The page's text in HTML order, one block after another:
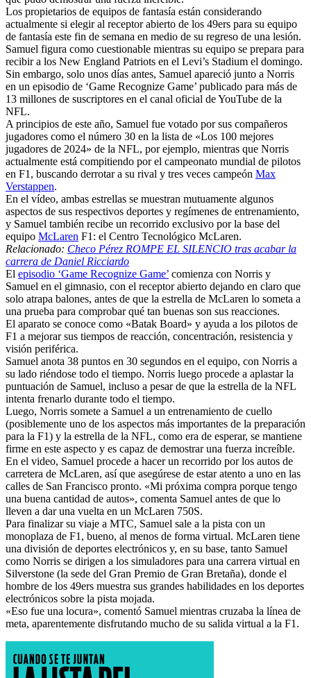
Los propietarios de equipos de fantasía están considerando
actualmente si elegir al receptor abierto de los 49ers para su equipo
de fantasía este fin de semana en medio de su regreso de una lesión.
Samuel figura como cuestionable mientras su equipo se prepara para
recibir a los New England Patriots en el Levi’s Stadium el domingo.
Sin embargo, solo unos días antes, Samuel apareció junto a Norris
en un episodio de ‘Game Recognize Game’ publicado para más de
13 millones de suscriptores en el canal oficial de YouTube de la
NFL.
A principios de este año, Samuel fue votado por sus compañeros
jugadores como el número 30 en la lista de «Los 100 mejores
jugadores de 2024» de la NFL, por ejemplo, mientras que Norris
actualmente está compitiendo por el campeonato mundial de pilotos
en F1, buscando derrotar a su rival y tres veces campeón Max
Verstappen.
En el vídeo, ambas estrellas se muestran mutuamente algunos
aspectos de sus respectivos deportes y regímenes de entrenamiento,
y Samuel también recibe un recorrido exclusivo por la base del
equipo McLaren F1: el Centro Tecnológico McLaren.
Relacionado: Checo Pérez ROMPE EL SILENCIO tras acabar la
carrera de Daniel Ricciardo
El episodio ‘Game Recognize Game’ comienza con Norris y
Samuel en el gimnasio, con el receptor abierto dejando en claro que
solo atrapa balones, antes de que la estrella de McLaren lo someta a
una prueba para comprobar qué tan buenas son sus reacciones.
El aparato se conoce como «Batak Board» y ayuda a los pilotos de
F1 a mejorar sus tiempos de reacción, concentración, resistencia y
visión periférica.
Samuel anota 38 puntos en 30 segundos en el equipo, con Norris a
su lado riéndose todo el tiempo. Norris luego procede a aplastar la
puntuación de Samuel, incluso a pesar de que la estrella de la NFL
intenta frenarlo durante todo el tiempo.
Luego, Norris somete a Samuel a un entrenamiento de cuello
(posiblemente uno de los aspectos más importantes de la preparación
para la F1) y la estrella de la NFL, como era de esperar, se mantiene
firme en este aspecto y es capaz de demostrar una fuerza increíble.
En el video, Samuel procede a hacer un recorrido por los autos de
carretera de McLaren, así que asegúrese de estar atento a uno en las
calles de San Francisco pronto. «Mi próxima compra porque tengo
una buena cantidad de autos», comenta Samuel antes de que lo
lleven a dar una vuelta en un McLaren 750S.
Para finalizar su viaje a MTC, Samuel sale a la pista con un
monoplaza de F1, bueno, al menos de forma virtual. McLaren tiene
una división de deportes electrónicos y, en su base, tanto Samuel
como Norris se dirigen a los simuladores para una carrera virtual en
Silverstone (la sede del Gran Premio de Gran Bretaña), donde el
hombre de los 49ers muestra sus grandes habilidades en los deportes
electrónicos sobre la pista mojada.
«Eso fue una locura», comentó Samuel mientras cruzaba la línea de
meta, aparentemente disfrutando mucho de su salida virtual a la F1.